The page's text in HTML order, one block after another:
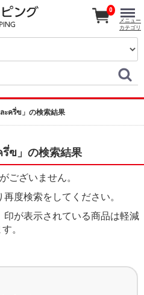
0
メニュー
カテゴリ
ะครึ่ฃ」の検索結果
ฃ」の検索結果
ございません。
度検索をしてください。
が表示されている商品は軽減
。